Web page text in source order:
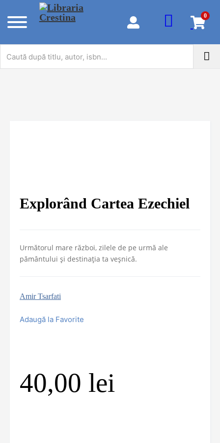
0
Explorând Cartea Ezechiel
Următorul mare război, zilele de pe urmă ale
pământului și destinația ta veșnică.
Amir Tsarfati
Adaugă la Favorite
40,00 lei